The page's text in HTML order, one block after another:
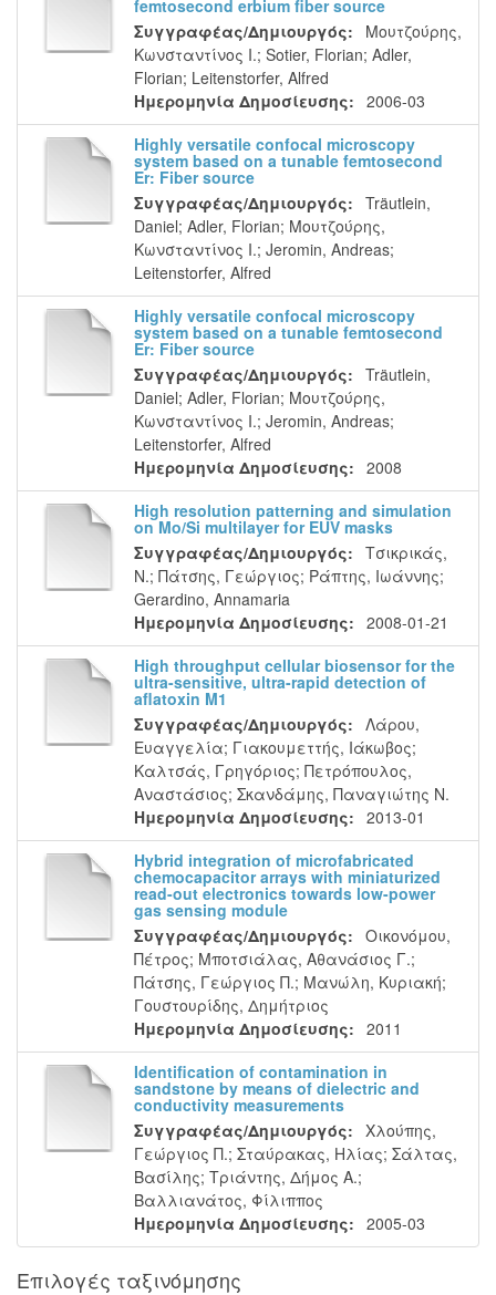
femtosecond erbium fiber source
Συγγραφέας/Δημιουργός:
Μουτζούρης,
Κωνσταντίνος Ι.; Sotier, Florian; Adler,
Florian; Leitenstorfer, Alfred
Ημερομηνία Δημοσίευσης: 2006-03
Highly versatile confocal microscopy
system based on a tunable femtosecond
Er: Fiber source
Συγγραφέας/Δημιουργός: Träutlein,
Daniel; Adler, Florian; Μουτζούρης,
Κωνσταντίνος Ι.; Jeromin, Andreas;
Leitenstorfer, Alfred
Highly versatile confocal microscopy
system based on a tunable femtosecond
Er: Fiber source
Συγγραφέας/Δημιουργός: Träutlein,
Daniel; Adler, Florian; Μουτζούρης,
Κωνσταντίνος Ι.; Jeromin, Andreas;
Leitenstorfer, Alfred
Ημερομηνία Δημοσίευσης: 2008
High resolution patterning and simulation
on Mo/Si multilayer for EUV masks
Συγγραφέας/Δημιουργός: Τσικρικάς,
Ν.; Πάτσης, Γεώργιος; Ράπτης, Ιωάννης;
Gerardino, Annamaria
Ημερομηνία Δημοσίευσης: 2008-01-21
High throughput cellular biosensor for the
ultra-sensitive, ultra-rapid detection of
aflatoxin M1
Συγγραφέας/Δημιουργός: Λάρου,
Ευαγγελία; Γιακουμεττής, Ιάκωβος;
Καλτσάς, Γρηγόριος; Πετρόπουλος,
Αναστάσιος; Σκανδάμης, Παναγιώτης Ν.
Ημερομηνία Δημοσίευσης: 2013-01
Hybrid integration of microfabricated
chemocapacitor arrays with miniaturized
read-out electronics towards low-power
gas sensing module
Συγγραφέας/Δημιουργός: Οικονόμου,
Πέτρος; Μποτσιάλας, Αθανάσιος Γ.;
Πάτσης, Γεώργιος Π.; Μανώλη, Κυριακή;
Γουστουρίδης, Δημήτριος
Ημερομηνία Δημοσίευσης: 2011
Identification of contamination in
sandstone by means of dielectric and
conductivity measurements
Συγγραφέας/Δημιουργός: Χλούπης,
Γεώργιος Π.; Σταύρακας, Ηλίας; Σάλτας,
Βασίλης; Τριάντης, Δήμος Α.;
Βαλλιανάτος, Φίλιππος
Ημερομηνία Δημοσίευσης: 2005-03
Επιλογές ταξινόμησης